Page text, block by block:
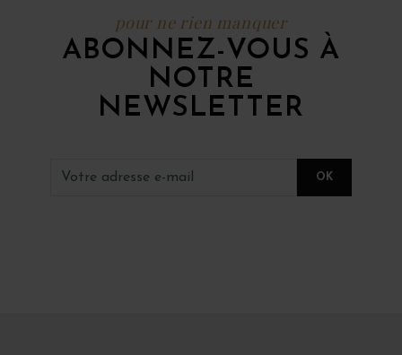
pour ne rien manquer
ABONNEZ-VOUS À
NOTRE
NEWSLETTER